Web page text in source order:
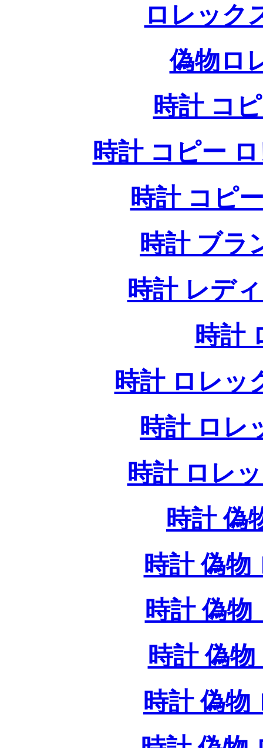
ロレック
偽物ロ
時計 コ
時計 コピー
時計 コピ
時計 ブラ
時計 レデ
時計
時計 ロレッ
時計 ロレ
時計 ロレ
時計 偽
時計 偽物
時計 偽物
時計 偽
時計 偽物